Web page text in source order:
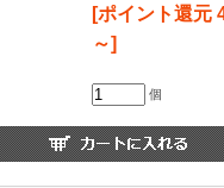
[ポイント還元
～]
個